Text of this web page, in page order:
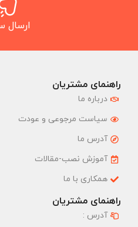
ارسال
راهنمای مشتریان
درباره ما
سیاست مرجوعی و عودت
آدرس ما
آموزش نصب-مقالات
همکاری با ما
راهنمای مشتریان
آدرس :